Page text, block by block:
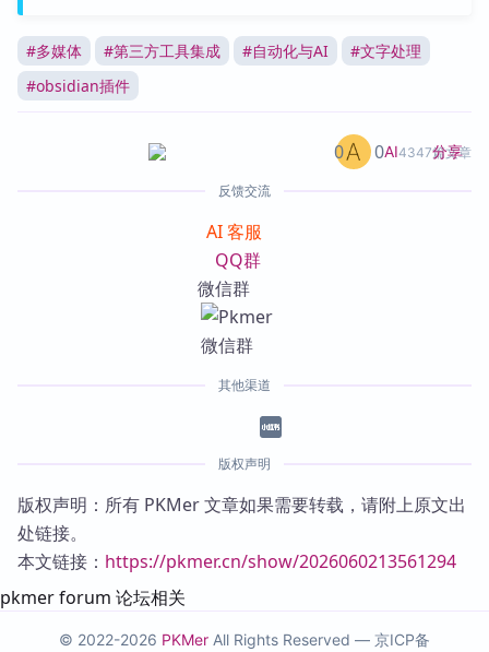
#多媒体 #第三方工具集成 #自动化与AI #文字处理
#obsidian插件
AI4347篇文章
0 0 分享
反馈交流
AI 客服
QQ群
微信群
其他渠道
版权声明
版权声明：所有 PKMer 文章如果需要转载，请附上原文出
处链接。
本文链接： https://pkmer.cn/show/2026060213561294
pkmer forum 论坛相关
© 2022-2026 PKMer All Rights Reserved — 京ICP备